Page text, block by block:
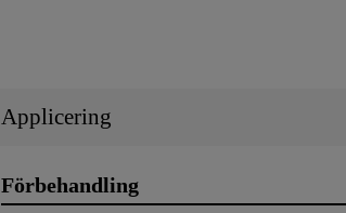
Applicering
Förbehandling